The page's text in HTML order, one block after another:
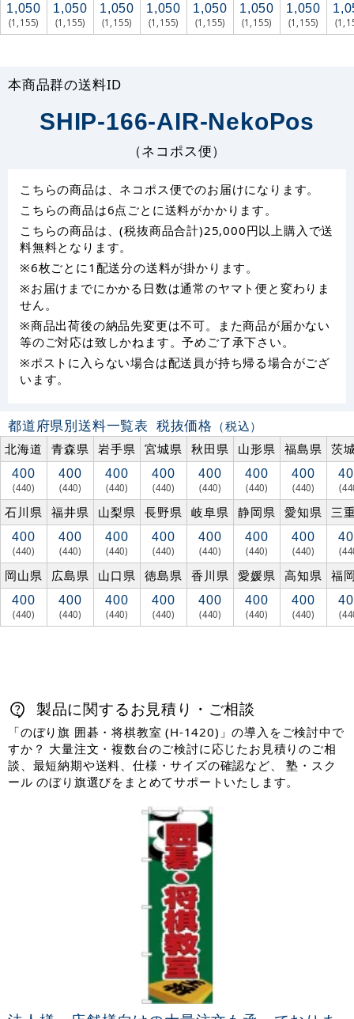
1,050
(1,155)
1,050
(1,155)
1,050
(1,155)
1,050
(1,155)
1,050
(1,155)
1,050
(1,155)
1,050
(1,155)
本商品群の送料ID
SHIP-166-AIR-NekoPos
（ネコポス便）
こちらの商品は、ネコポス便でのお届けになります。
こちらの商品は6点ごとに送料がかかります。
こちらの商品は、(税抜商品合計)25,000円以上購入で送
料無料となります。
※6枚ごとに1配送分の送料が掛かります。
※お届けまでにかかる日数は通常のヤマト便と変わりま
せん。
※商品出荷後の納品先変更は不可。また商品が届かない
等のご対応は致しかねます。予めご了承下さい。
※ポストに入らない場合は配送員が持ち帰る場合がござ
います。
都道府県別送料一覧表 税抜価格 （税込）
北海道
青森県 岩手県 宮城県 秋田県 山形県 福島県 茨
400
(440)
400
(440)
400
(440)
400
(440)
400
(440)
400
(440)
400
(440)
石川県 福井県 山梨県 長野県 岐阜県 静岡県 愛知県 三
400
(440)
400
(440)
400
(440)
400
(440)
400
(440)
400
(440)
400
(440)
岡山県 広島県 山口県 徳島県 香川県 愛媛県 高知県 福
400
(440)
400
(440)
400
(440)
400
(440)
400
(440)
400
(440)
400
(440)
製品に関するお見積り・ご相談
「のぼり旗 囲碁・将棋教室 (H-1420)」の導入をご検討中で
すか？ 大量注文・複数台のご検討に応じたお見積りのご相
談、最短納期や送料、仕様・サイズの確認など、 塾・スク
ール のぼり旗選びをまとめてサポートいたします。